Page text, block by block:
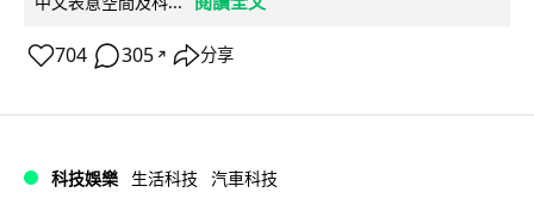
704 305 ↗ 分享
科技娛樂 生活科技 汽車科技